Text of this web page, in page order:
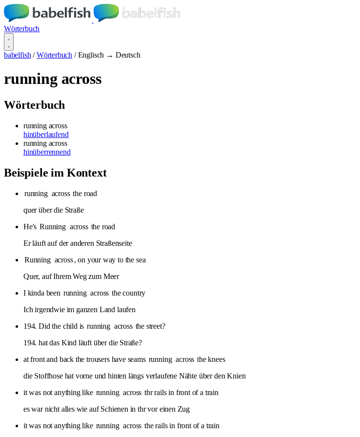
Wörterbuch
babelfish / Wörterbuch / Englisch → Deutsch
running across
Wörterbuch
running across
hinüberlaufend
running across
hinüberrennend
Beispiele im Kontext
running across the road
quer über die Straße
He's Running across the road
Er läuft auf der anderen Straßenseite
Running across , on your way to the sea
Quer, auf Ihrem Weg zum Meer
I kinda been running across the country
Ich irgendwie im ganzen Land laufen
194. Did the child is running across the street?
194. hat das Kind läuft über die Straße?
at front and back the trousers have seams running across the knees
die Stoffhose hat vorne und hinten längs verlaufene Nähte über den Knien
it was not anything like running across thr rails in front of a train
es war nicht alles wie auf Schienen in thr vor einen Zug
it was not anything like running across the rails in front of a train